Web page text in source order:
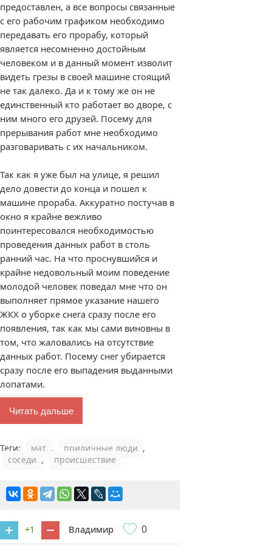
предоставлен, а все вопросы связанные
с его рабочим графиком необходимо
передавать его прорабу, который
является несомненно достойным
человеком и в данный момент изволит
видеть грезы в своей машине стоящий
не так далеко. Да и к тому же он не
единственный кто работает во дворе, с
ним много его друзей. Посему для
прерывания работ мне необходимо
разговаривать с их начальником.
Так как я уже был на улице, я решил
дело довести до конца и пошел к
машине прораба. Аккуратно постучав в
окно я крайне вежливо
поинтересовался необходимостью
проведения данных работ в столь
ранний час. На что проснувшийся и
крайне недовольный моим поведение
молодой человек поведал мне что он
выполняет прямое указание нашего
ЖКХ о уборке снега сразу после его
появления, так как мы сами виновны в
том, что жаловались на отсутствие
данных работ. Посему снег убирается
сразу после его выпадения выданными
лопатами.
Читать дальше
Теги: мат , приличные люди ,
соседи , происшествие
+1 Владимир
0